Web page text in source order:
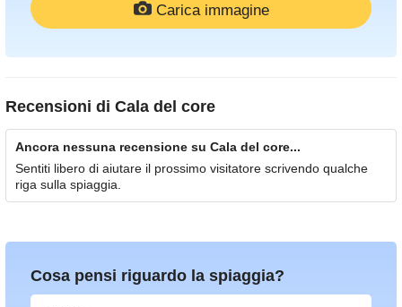
Carica immagine
Recensioni di Cala del core
Ancora nessuna recensione su Cala del core...
Sentiti libero di aiutare il prossimo visitatore scrivendo qualche
riga sulla spiaggia.
Cosa pensi riguardo la spiaggia?